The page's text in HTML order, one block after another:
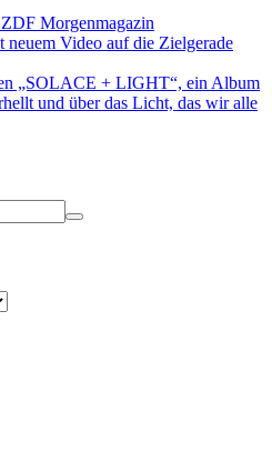
Morgenmagazin
Video auf die Zielgerade
„SOLACE + LIGHT“, ein Album
und über das Licht, das wir alle